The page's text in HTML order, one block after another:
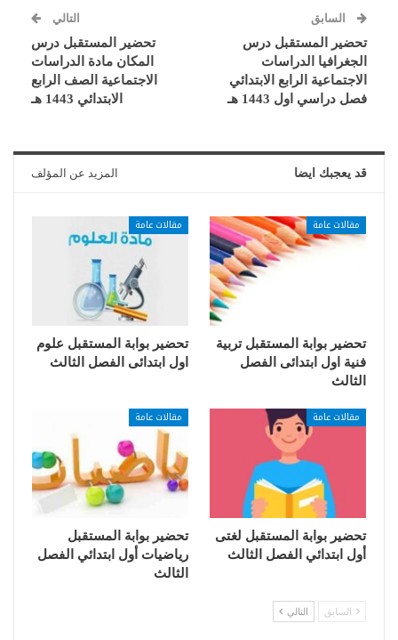
السابق
تحضير المستقبل درس
الجغرافيا الدراسات
الاجتماعية الرابع الابتدائي
فصل دراسي اول 1443 هـ
التالي
تحضير المستقبل درس
المكان مادة الدراسات
الاجتماعية الصف الرابع
الابتدائي 1443 هـ
قد يعجبك ايضا المزيد عن المؤلف
مقالات عامة
تحضير بوابة المستقبل تربية
فنية اول ابتدائى الفصل
الثالث
مقالات عامة
تحضير بوابة المستقبل علوم
اول ابتدائى الفصل الثالث
مقالات عامة
تحضير بوابة المستقبل لغتى
أول ابتدائي الفصل الثالث
مقالات عامة
تحضير بوابة المستقبل
رياضيات أول ابتدائي الفصل
الثالث
السابق التالي